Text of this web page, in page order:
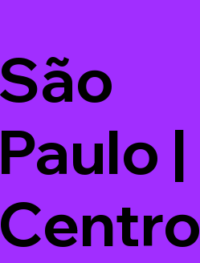
São
Paulo |
Centro